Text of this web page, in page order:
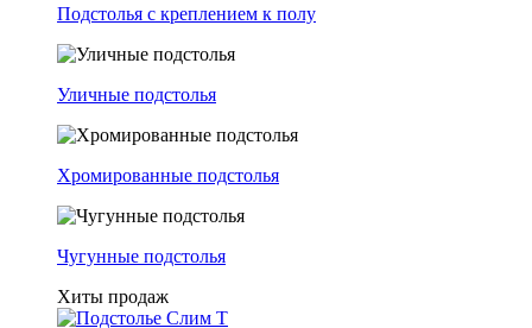
Подстолья с креплением к полу
Уличные подстолья
Хромированные подстолья
Чугунные подстолья
Хиты продаж